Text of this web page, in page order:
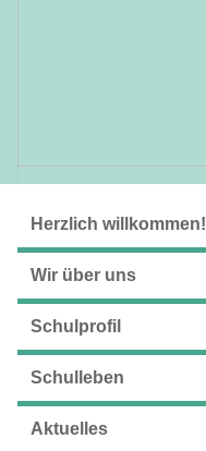
Herzlich willkommen!
Wir über uns
Schulprofil
Schulleben
Aktuelles